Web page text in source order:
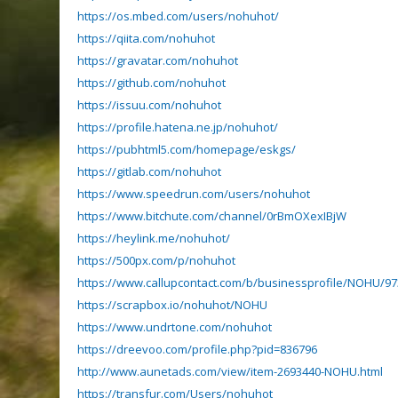
https://os.mbed.com/users/nohuhot/
https://qiita.com/nohuhot
https://gravatar.com/nohuhot
https://github.com/nohuhot
https://issuu.com/nohuhot
https://profile.hatena.ne.jp/nohuhot/
https://pubhtml5.com/homepage/eskgs/
https://gitlab.com/nohuhot
https://www.speedrun.com/users/nohuhot
https://www.bitchute.com/channel/0rBmOXexIBjW
https://heylink.me/nohuhot/
https://500px.com/p/nohuhot
https://www.callupcontact.com/b/businessprofile/NOHU/
https://scrapbox.io/nohuhot/NOHU
https://www.undrtone.com/nohuhot
https://dreevoo.com/profile.php?pid=836796
http://www.aunetads.com/view/item-2693440-NOHU.html
https://transfur.com/Users/nohuhot